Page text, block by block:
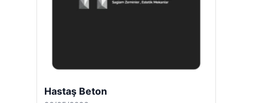
Hastaş Beton